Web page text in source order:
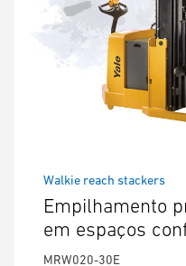
Walkie reach stackers
Empilhamento
em espaços
MRW020-30E